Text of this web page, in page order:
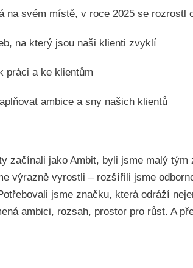
na svém místě, v roce 2025 se rozrostl
na který jsou naši klienti zvyklí
práci a ke klientům
ambice a sny našich klientů
začínali jako Ambit, byli jsme malý tým
výrazně vyrostli – rozšířili jsme
jsme značku, která odráží
ambici, rozsah, prostor pro růst. A